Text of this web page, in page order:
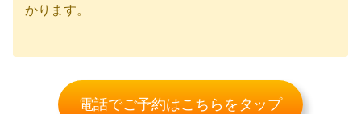
かります。
電話でご予約はこちらをタップ